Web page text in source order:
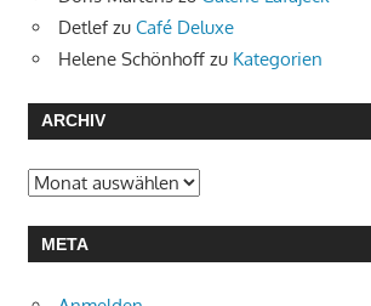
Detlefzu Café Deluxe
Helene Schönhoff zu Kategorien
ARCHIV
Archiv
META